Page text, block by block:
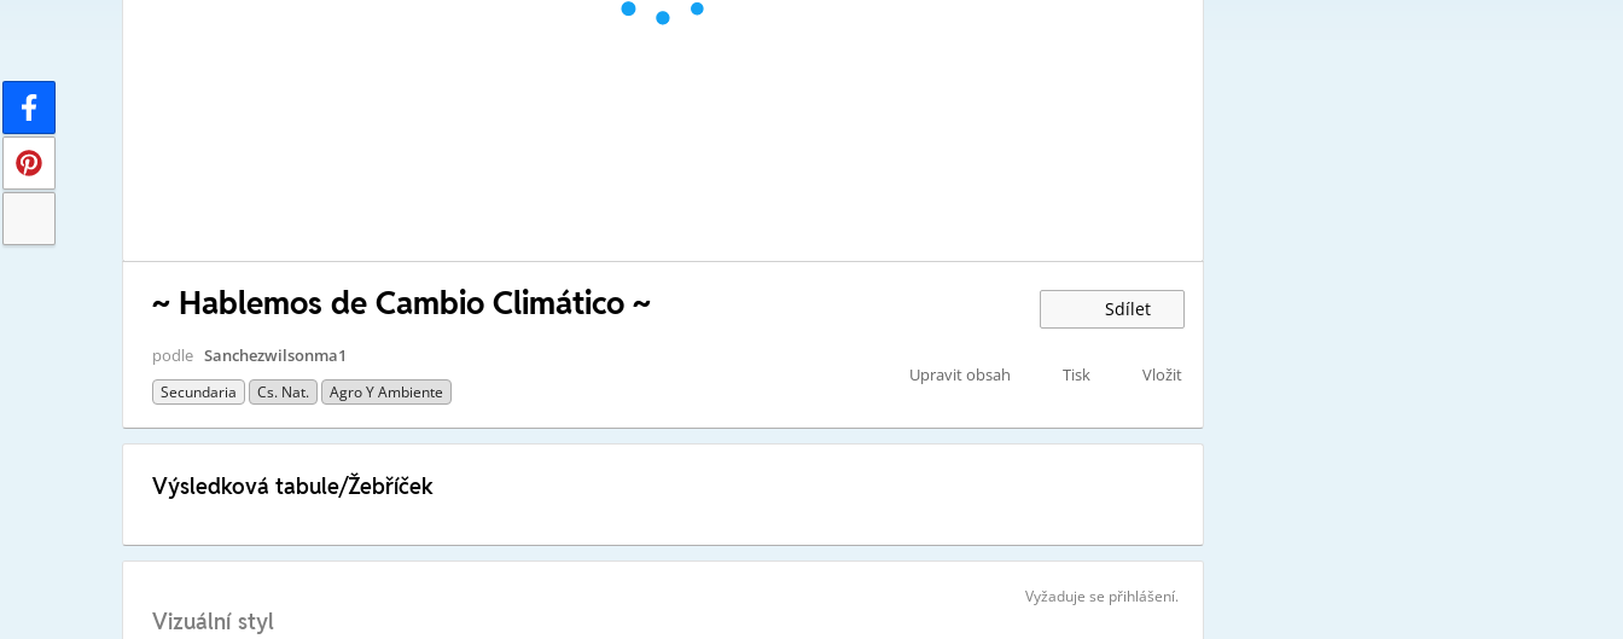
~ Hablemos de Cambio Climático ~ Sdílet
podle Sanchezwilsonma1
Secundaria Cs. Nat. Agro Y Ambiente
Upravit obsah Tisk Vložit
Výsledková tabule/Žebříček
Vyžaduje se přihlášení.
Vizuální styl